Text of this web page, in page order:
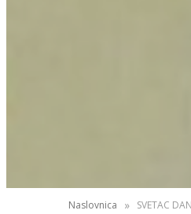
Naslovnica » SVETAC